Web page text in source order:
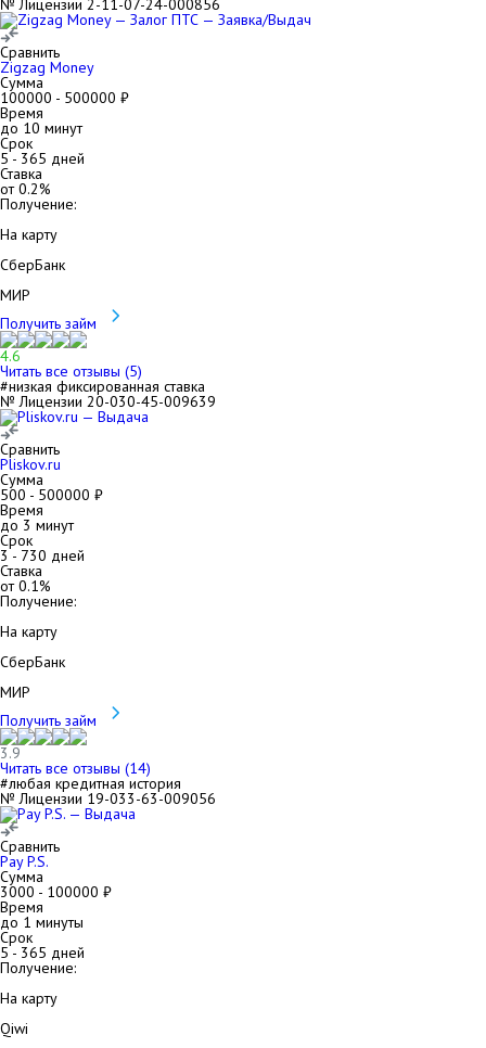
№ Лицензии 2-11-07-24-000856
Сравнить
Zigzag Money
Сумма
100000 - 500000 ₽
Время
до 10 минут
Срок
5- 365 дней
Ставка
от0.2%
Получение:
На карту
СберБанк
МИР
Получить займ
4.6
Читать все отзывы (5)
#низкая фиксированная ставка
№ Лицензии 20-030-45-009639
Сравнить
Pliskov.ru
Сумма
500 - 500000 ₽
Время
до 3 минут
Срок
3- 730 дней
Ставка
от0.1%
Получение:
На карту
СберБанк
МИР
Получить займ
3.9
Читать все отзывы (14)
#любая кредитная история
№ Лицензии 19-033-63-009056
Сравнить
Pay P.S.
Сумма
3000 - 100000 ₽
Время
до 1 минуты
Срок
5- 365 дней
Получение:
На карту
Qiwi